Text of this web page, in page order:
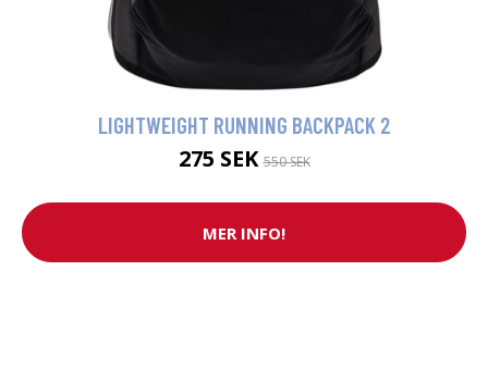
LIGHTWEIGHT RUNNING BACKPACK 2
275 SEK550 SEK
MER INFO!